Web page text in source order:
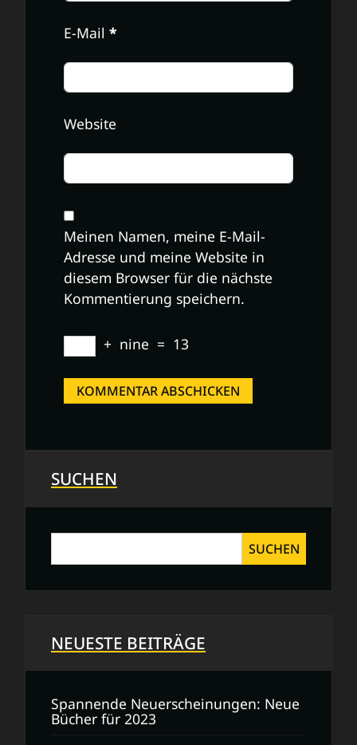
E-Mail *
Website
Meinen Namen, meine E-Mail-
Adresse und meine Website in
diesem Browser für die nächste
Kommentierung speichern.
+ nine = 13
SUCHEN
SUCHEN
NEUESTE BEITRÄGE
Spannende Neuerscheinungen: Neue
Bücher für 2023